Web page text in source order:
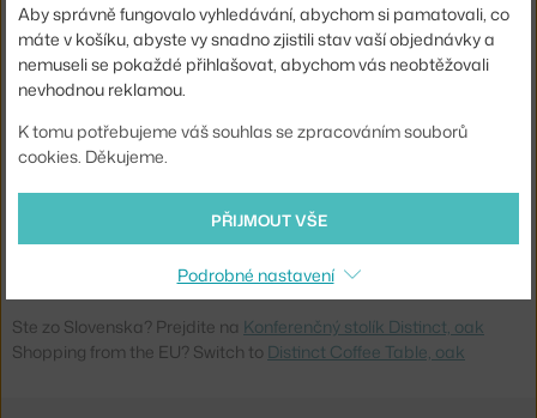
Barva:
světlé dřevo
Materiál:
olejovaný dub
Tvar stolu:
obdélník
Deska stolu:
dřevo
FER-1104272389
5704723353751
Ste zo Slovenska? Prejdite na Konferenčný stolík Distinct, oak
Shopping from the EU? Switch to Distinct Coffee Table, oak
Aby správně fungovalo vyhledávání, abychom si pamatovali, co
máte v košíku, abyste vy snadno zjistili stav vaší objednávky a
nemuseli se pokaždé přihlašovat, abychom vás neobtěžovali
nevhodnou reklamou.
K tomu potřebujeme váš souhlas se zpracováním souborů
cookies. Děkujeme.
PŘIJMOUT VŠE
Podrobné nastavení